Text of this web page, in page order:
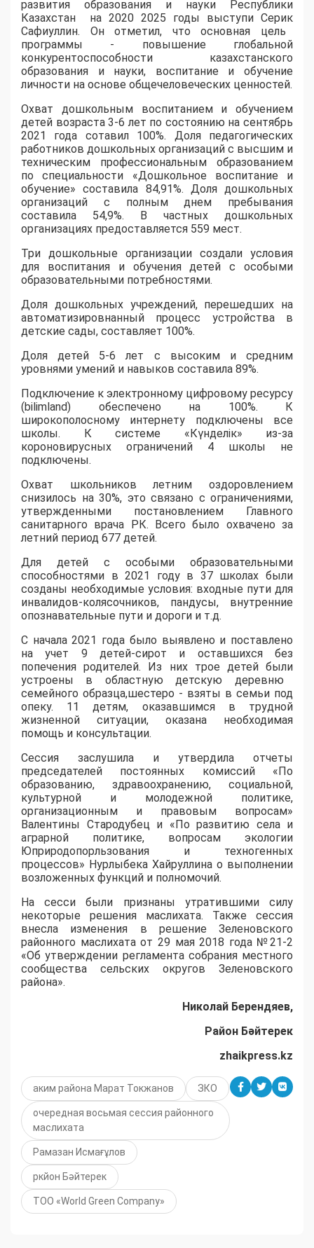
развития образования и науки Республики
Казахстан на 2020 2025 годы выступи Серик
Сафиуллин. Он отметил, что основная цель
программы - повышение глобальной
конкурентоспособности казахстанского
образования и науки, воспитание и обучение
личности на основе общечеловеческих ценностей.
Охват дошкольным воспитанием и обучением
детей возраста 3-6 лет по состоянию на сентябрь
2021 года сотавил100%. Доля педагогических
работников дошкольных организаций с высшим и
техническим профессиональным образованием
по специальности «Дошкольное воспитание и
обучение» составила 84,91%. Доля дошкольных
организаций с полным днем пребывания
составила 54,9%.
В частных дошкольных
организациях предоставляется 559 мест.
Три дошкольные организации создали условия
для воспитания и обучения детей с особыми
образовательными потребностями.
Доля дошкольных учреждений, перешедших на
автоматизировнанный процесс устройства в
детские сады, составляет 100%.
Доля детей 5-6 лет с высоким и средним
уровнями умений и навыков составила 89%.
Подключение к электронному цифровому ресурсу
(bilimland) обеспечено на 100%. К
широкополосному интернету подключены все
школы. К системе «Күнделік» из-за
короновирусных ограничений 4 школы не
подключены.
Охват школьников летним оздоровлением
снизилось на 30%, это связано с ограничениями,
утвержденными постановлением Главного
санитарного врача РК. Всего было охвачено за
летний период 677 детей.
Для детей с особыми образовательными
способностями в 2021 году в 37 школах были
созданы необходимые условия: входные пути для
инвалидов-колясочников, пандусы, внутренние
опознавательные пути и дороги и т.д.
С начала 2021 года было выявлено и поставлено
на учет 9 детей-сирот и оставшихся без
попечения родителей. Из них трое детей были
устроены в областную детскую деревню
семейного образца,шестеро - взяты в семьи под
опеку. 11 детям, оказавшимся в трудной
жизненной ситуации, оказана необходимая
помощь и консультации.
Сессия заслушила и утвердила отчеты
председателей постоянных комиссий «По
образованию, здравоохранению, социальной,
культурной и молодежной политике,
организационным и правовым вопросам»
Валентины Стародубеци «По развитию села и
аграрной политике, вопросам экологии
Юприродопорльзования и техногенных
процессов» Нурлыбека Хайруллина о выполнении
возложенных функций и полномочий.
Насесси были признаны утратившими силу
некоторые решения маслихата. Также сессия
внесла изменения в решение Зеленовского
районного маслихатаот 29 мая 2018 года №21-2
«Об утверждении регламента собрания местного
сообщества сельских округов Зеленовского
района».
Николай Берендяев,
Район Бәйтерек
zhaikpress.kz
аким района Марат Токжанов ЗКО
очередная восьмая сессия районного
маслихата
Рамазан Исмағұлов
ркйон Бәйтерек
ТОО «World Green Company»